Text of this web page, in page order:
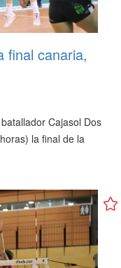
final canaria,
Cajasol Dos
la final de la